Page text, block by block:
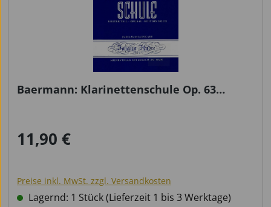
Baermann: Klarinettenschule Op. 63
Regulärer Preis:
11,90 €
Preise inkl. MwSt. zzgl. Versandkosten
Lagernd: 1 Stück (Lieferzeit 1 bis 3 Werktage)